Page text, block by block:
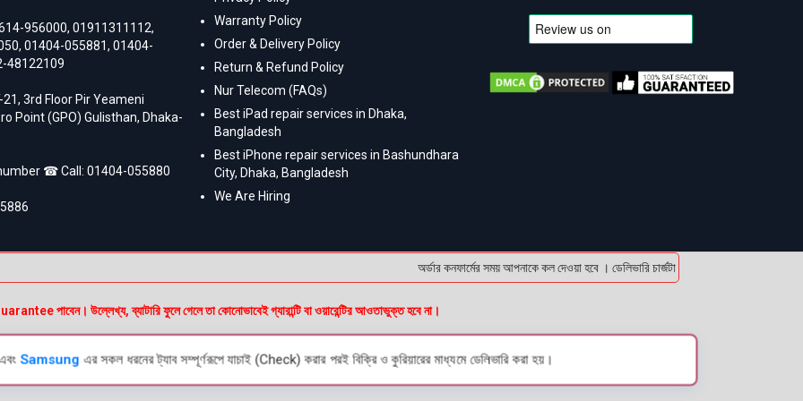
956000,01911311112,
,01404-055881,01404-
48122109
21, 3rd Floor Pir Yeameni
Point (GPO) Gulisthan, Dhaka-
☎ Call:01404-055880
Warranty Policy
Order & Delivery Policy
Return & Refund Policy
Nur Telecom (FAQs)
Best iPad repair services in Dhaka,
Bangladesh
Best iPhone repair services in Bashundhara
City, Dhaka, Bangladesh
We Are Hiring
অর্ডার কনফার্মের সময় আপনাকে কল দেওয়া হবে । ডেলিভারি চার্জটা অগ্রিম (bKash/Nagad:
পাবেন। উল্লেখ্য, ব্যাটারি ফুলে গেলে তা কোনোভাবেই গ্যারান্টি বা ওয়ারেন্টির আওতাভুক্ত হবে না।
Samsung এর সকল ধরনের ট্যাব সম্পূর্ণরূপে যাচাই (Check) করার পরই বিক্রি ও কুরিয়ারের মাধ্যমে ডেলিভারি করা হয়।